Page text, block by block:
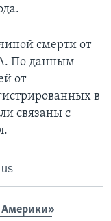
смерти от
По данным
от
в
связаны с
Америки»